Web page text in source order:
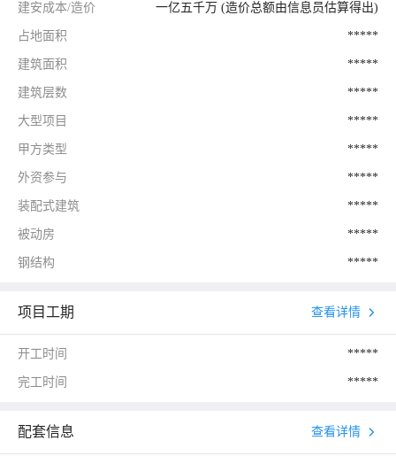
建安成本/造价 一亿五千万 (造价总额由信息员估算得出)
占地面积 *****
建筑面积 *****
建筑层数 *****
大型项目 *****
甲方类型 *****
外资参与 *****
装配式建筑 *****
被动房 *****
钢结构 *****
项目工期 查看详情
开工时间 *****
完工时间 *****
配套信息 查看详情